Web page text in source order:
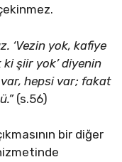
‘Vezin yok, kafiye
şiir yok’ diyenin
var, hepsi var; fakat
(s.56)
bir diğer